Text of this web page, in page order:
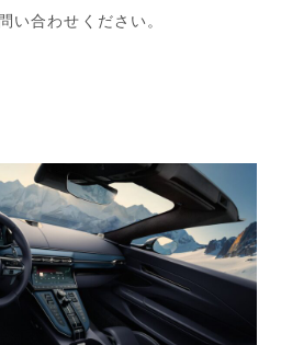
い合わせください。